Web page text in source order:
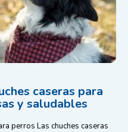
caseras para
y saludables
perros Las chuches caseras